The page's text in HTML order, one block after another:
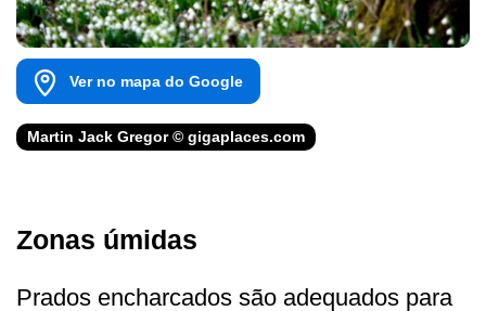
Ver no mapa do Google
Martin Jack Gregor © gigaplaces.com
Zonas úmidas
Prados encharcados são adequados para